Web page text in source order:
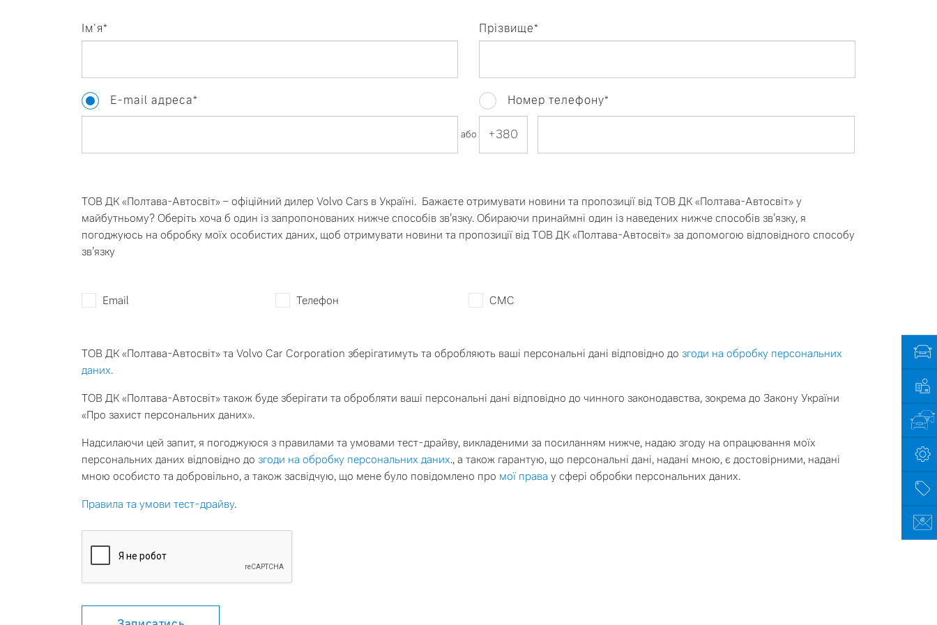
Ознайомитись Тест-драйв
EX30
*Розрахунок вказано станом на 6 серпня 2026 року за курсом на winner.ua - 51,55 грн.Фінальну ціну уточнюйте по телефону:
Ім'я* Прізвище*
E-mail адреса*
або
Номер телефону*
ТОВ ДК «Полтава-Автосвіт» – офіційний дилер Volvo Cars в Україні. Бажаєте отримувати новини та пропозиції від ТОВ ДК «Полтава-Автосвіт» у
майбутньому? Оберіть хоча б один із запропонованих нижче способів зв’язку. Обираючи принаймні один із наведених нижче способів зв’язку, я
погоджуюсь на обробку моїх особистих даних, щоб отримувати новини та пропозиції від ТОВ ДК «Полтава-Автосвіт» за допомогою відповідного способу
зв’язку
Email Телефон СМС
ТОВ ДК «Полтава-Автосвіт» та Volvo Car Corporation зберігатимуть та обробляють ваші персональні дані відповідно до згоди на обробку персональних
даних.
ТОВ ДК «Полтава-Автосвіт» також буде зберігати та обробляти ваші персональні дані відповідно до чинного законодавства, зокрема до Закону України
«Про захист персональних даних».
Надсилаючи цей запит, я погоджуюся з правилами та умовами тест-драйву, викладеними за посиланням нижче, надаю згоду на опрацювання моїх
персональних даних відповідно до згоди на обробку персональних даних., а також гарантую, що персональні дані, надані мною, є достовірними, надані
мною особисто та добровільно, а також засвідчую, що мене було повідомлено про мої права у сфері обробки персональних даних.
Правила та умови тест-драйву.